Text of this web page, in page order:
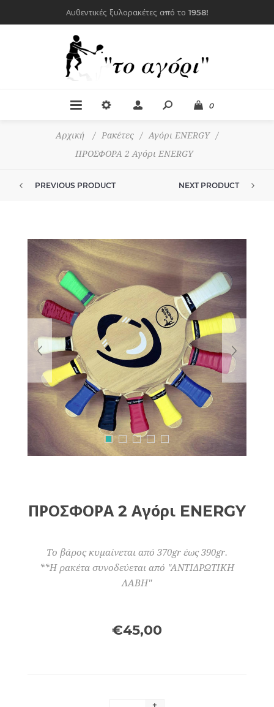
Αυθεντικές ξυλορακέτες από το 1958!
0
Αρχική / Ρακέτες / Αγόρι ENERGY
/
ΠΡΟΣΦΟΡΑ 2 Αγόρι ENERGY
PREVIOUS PRODUCT NEXT PRODUCT
ΠΡΟΣΦΟΡΑ 2 Αγόρι ENERGY
Το βάρος κυμαίνεται από 370gr έως 390gr.
**Η ρακέτα συνοδεύεται από "ΑΝΤΙΔΡΩΤΙΚΗ
ΛΑΒΗ"
€45,00